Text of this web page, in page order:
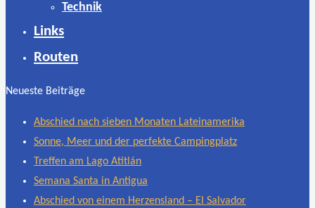
Technik
Links
Routen
Neueste Beiträge
Abschied nach sieben Monaten Lateinamerika
Sonne, Meer und der perfekte Campingplatz
Treffen am Lago Atitlán
Semana Santa in Antigua
Abschied von einem Herzensland – El Salvador